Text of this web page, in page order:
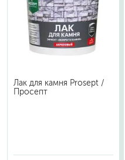
Лак для камня Prosept /
Просепт